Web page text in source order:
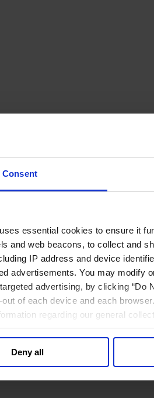
Consent
essential cookies to ensure it
and web beacons, to collect and
IP address and device
advertisements. You may modify
advertising, by clicking “Do
of each device and each
regarding our general
Deny all